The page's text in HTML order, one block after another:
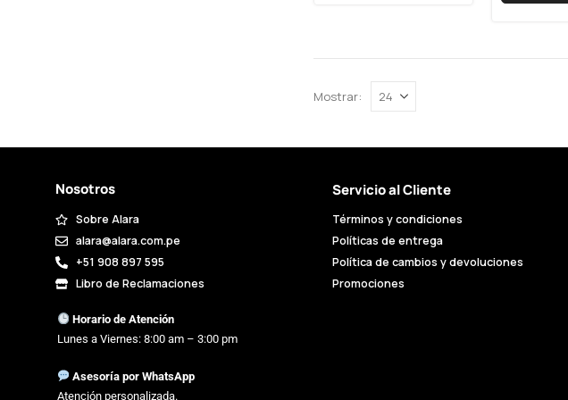
Mostrar:
Nosotros
Sobre Alara
alara@alara.com.pe
+51 908 897 595
Libro de Reclamaciones
Horario de Atención
Lunes a Viernes: 8:00 am – 3:00 pm
Asesoría por WhatsApp
Atención personalizada.
Servicio al Cliente
Términos y condiciones
Políticas de entrega
Política de cambios y devoluciones
Promociones